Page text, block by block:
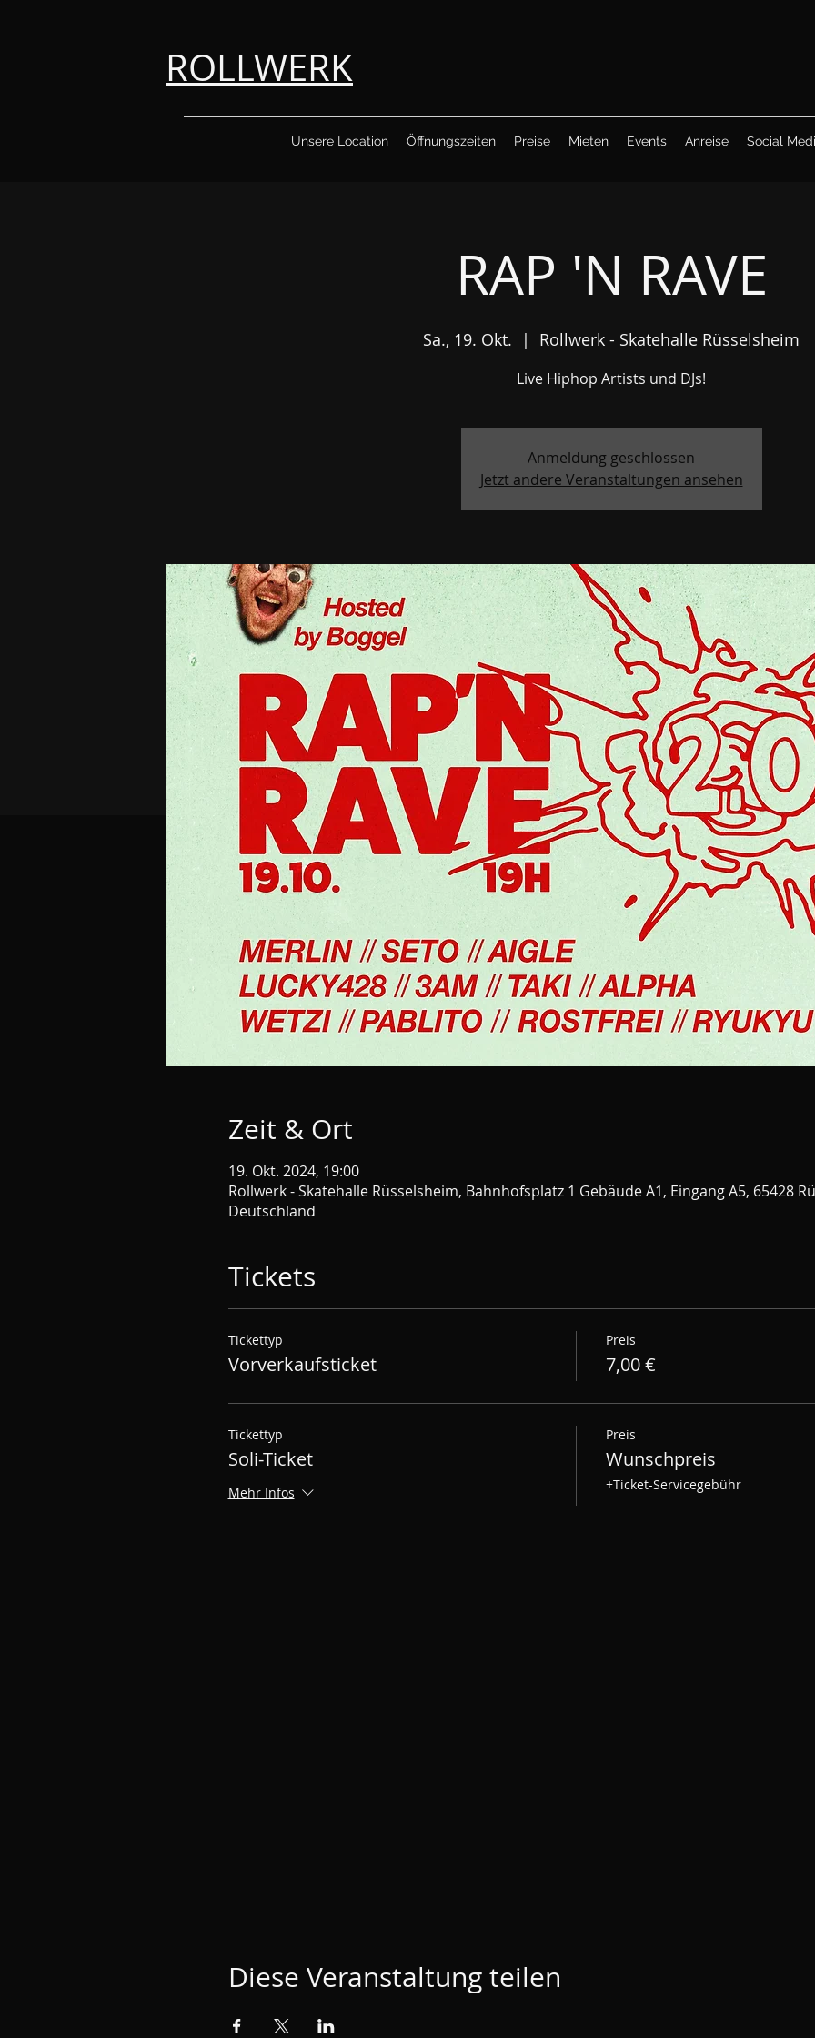
ROLLWERK
Unsere Location Öffnungszeiten Preise Mieten Events Anreise Social
RAP 'N RAVE
Sa., 19. Okt.
  |
Rollwerk - Skatehalle Rüsselsheim
Live Hiphop Artists und DJs!
Anmeldung geschlossen
Jetzt andere Veranstaltungen ansehen
Zeit & Ort
19. Okt. 2024, 19:00
Rollwerk - Skatehalle Rüsselsheim, Bahnhofsplatz 1 Gebäude A1, Eingang A5, 65428
Deutschland
Tickets
Tickettyp
Vorverkaufsticket
Preis
7,00 €
Tickettyp
Soli-Ticket
Mehr Infos
Preis
Wunschpreis
+Ticket-Servicegebühr
Diese Veranstaltung teilen